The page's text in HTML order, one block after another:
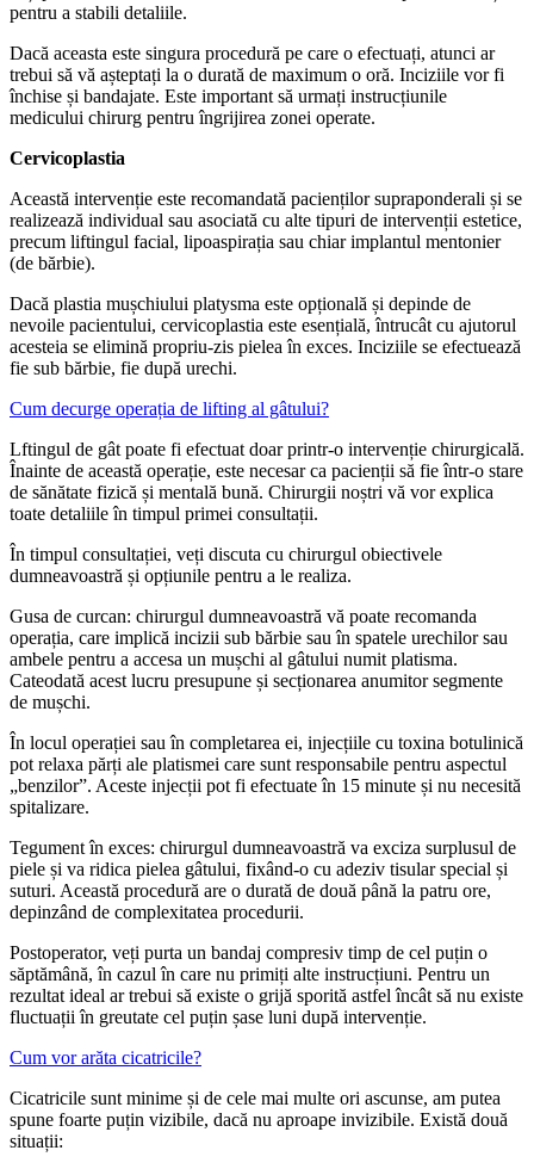
pentru a stabili detaliile.
Dacă aceasta este singura procedură pe care o efectuați, atunci ar
trebui să vă așteptați la o durată de maximum o oră. Inciziile vor fi
închise și bandajate. Este important să urmați instrucțiunile
medicului chirurg pentru îngrijirea zonei operate.
Cervicoplastia
Această intervenție este recomandată pacienților supraponderali și se
realizează individual sau asociată cu alte tipuri de intervenții estetice,
precum liftingul facial, lipoaspirația sau chiar implantul mentonier
(de bărbie).
Dacă plastia mușchiului platysma este opțională și depinde de
nevoile pacientului, cervicoplastia este esențială, întrucât cu ajutorul
acesteia se elimină propriu-zis pielea în exces. Inciziile se efectuează
fie sub bărbie, fie după urechi.
Cum decurge operația de lifting al gâtului?
Lftingul de gât poate fi efectuat doar printr-o intervenție chirurgicală.
Înainte de această operație, este necesar ca pacienții să fie într-o stare
de sănătate fizică și mentală bună. Chirurgii noștri vă vor explica
toate detaliile în timpul primei consultații.
În timpul consultației, veți discuta cu chirurgul obiectivele
dumneavoastră și opțiunile pentru a le realiza.
Gusa de curcan: chirurgul dumneavoastră vă poate recomanda
operația, care implică incizii sub bărbie sau în spatele urechilor sau
ambele pentru a accesa un mușchi al gâtului numit platisma.
Cateodată acest lucru presupune și secționarea anumitor segmente
de mușchi.
În locul operației sau în completarea ei, injecțiile cu toxina botulinică
pot relaxa părți ale platismei care sunt responsabile pentru aspectul
„benzilor”. Aceste injecții pot fi efectuate în 15 minute și nu necesită
spitalizare.
Tegument în exces: chirurgul dumneavoastră va exciza surplusul de
piele și va ridica pielea gâtului, fixând-o cu adeziv tisular special și
suturi. Această procedură are o durată de două până la patru ore,
depinzând de complexitatea procedurii.
Postoperator, veți purta un bandaj compresiv timp de cel puțin o
săptămână, în cazul în care nu primiți alte instrucțiuni. Pentru un
rezultat ideal ar trebui să existe o grijă sporită astfel încât să nu existe
fluctuații în greutate cel puțin șase luni după intervenție.
Cum vor arăta cicatricile?
Cicatricile sunt minime și de cele mai multe ori ascunse, am putea
spune foarte puțin vizibile, dacă nu aproape invizibile. Există două
situații: